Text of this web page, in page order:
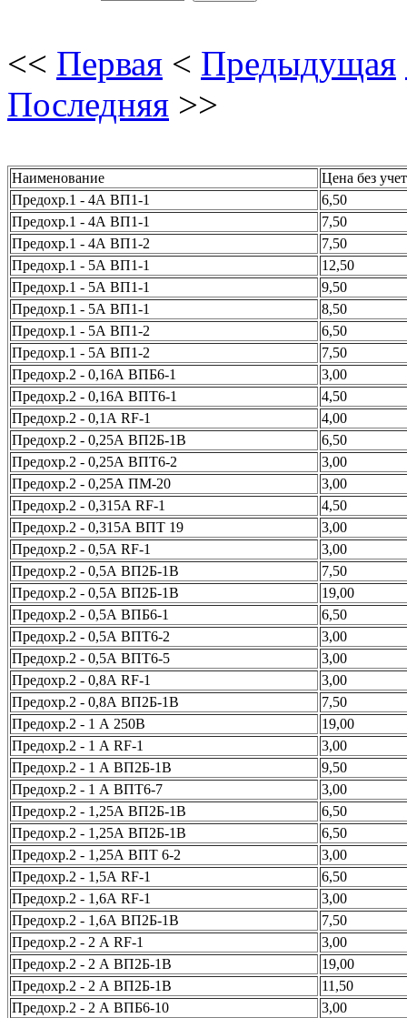
<< Первая < Предыдущая
Последняя >>
Наименование
Цена без
Предохр.1 - 4А ВП1-1
6,50
Предохр.1 - 4А ВП1-1
7,50
Предохр.1 - 4А ВП1-2
7,50
Предохр.1 - 5А ВП1-1
12,50
Предохр.1 - 5А ВП1-1
9,50
Предохр.1 - 5А ВП1-1
8,50
Предохр.1 - 5А ВП1-2
6,50
Предохр.1 - 5А ВП1-2
7,50
Предохр.2 - 0,16А ВПБ6-1
3,00
Предохр.2 - 0,16А ВПТ6-1
4,50
Предохр.2 - 0,1А RF-1
4,00
Предохр.2 - 0,25А ВП2Б-1В
6,50
Предохр.2 - 0,25А ВПТ6-2
3,00
Предохр.2 - 0,25А ПМ-20
3,00
Предохр.2 - 0,315А RF-1
4,50
Предохр.2 - 0,315А ВПТ 19
3,00
Предохр.2 - 0,5А RF-1
3,00
Предохр.2 - 0,5А ВП2Б-1В
7,50
Предохр.2 - 0,5А ВП2Б-1В
19,00
Предохр.2 - 0,5А ВПБ6-1
6,50
Предохр.2 - 0,5А ВПТ6-2
3,00
Предохр.2 - 0,5А ВПТ6-5
3,00
Предохр.2 - 0,8А RF-1
3,00
Предохр.2 - 0,8А ВП2Б-1В
7,50
Предохр.2 - 1 А 250В
19,00
Предохр.2 - 1 А RF-1
3,00
Предохр.2 - 1 А ВП2Б-1В
9,50
Предохр.2 - 1 А ВПТ6-7
3,00
Предохр.2 - 1,25А ВП2Б-1В
6,50
Предохр.2 - 1,25А ВП2Б-1В
6,50
Предохр.2 - 1,25А ВПТ 6-2
3,00
Предохр.2 - 1,5А RF-1
6,50
Предохр.2 - 1,6А RF-1
3,00
Предохр.2 - 1,6А ВП2Б-1В
7,50
Предохр.2 - 2 А RF-1
3,00
Предохр.2 - 2 А ВП2Б-1В
19,00
Предохр.2 - 2 А ВП2Б-1В
11,50
Предохр.2 - 2 А ВПБ6-10
3,00